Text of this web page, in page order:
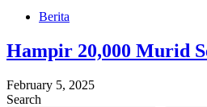
Berita
Hampir 20,000 Murid
February 5, 2025
Search